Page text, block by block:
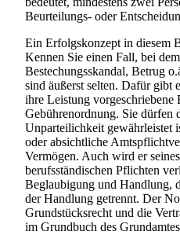
Beurteilungs- oder
Ein Erfolgskonzept in diesem
Kennen Sie einen Fall, bei
Bestechungsskandal, Betrug
sind äußerst selten. Dafür gibt
ihre Leistung vorgeschriebene
Gebührenordnung. Sie dürfen
Unparteilichkeit gewährleistet
oder absichtliche
Vermögen. Auch wird er
berufsständischen Pflichten
Beglaubigung und Handlung,
der Handlung getrennt. Der
Grundstücksrecht und die
im Grundbuch des